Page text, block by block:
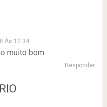
Às 12:34
muito bom
Responder